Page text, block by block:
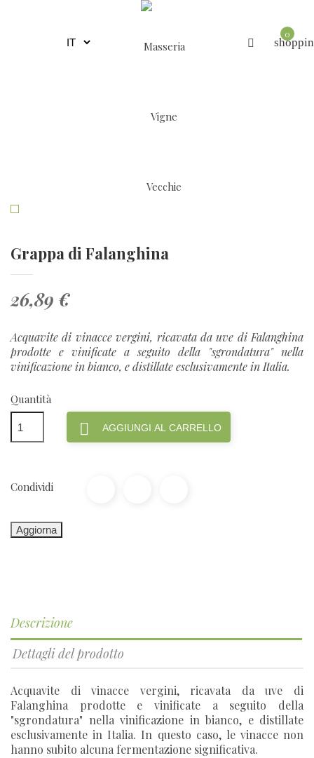
0
Grappa di Falanghina
26,89 €
Acquavite di vinacce vergini, ricavata da uve di Falanghina
prodotte e vinificate a seguito della "sgrondatura" nella
vinificazione in bianco, e distillate esclusivamente in Italia.
Quantità
 AGGIUNGI AL CARRELLO
Condividi
Descrizione
Dettagli del prodotto
Acquavite di vinacce vergini, ricavata da uve di
Falanghina prodotte e vinificate a seguito della
"sgrondatura" nella vinificazione in bianco, e distillate
esclusivamente in Italia. In questo caso, le vinacce non
hanno subito alcuna fermentazione significativa.